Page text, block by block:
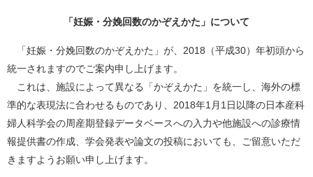
「妊娠・分娩回数のかぞえかた」について
「妊娠・分娩回数のかぞえかた」が、2018（平成30）年初頭から
統一されますのでご案内申し上げます。
これは、施設によって異なる「かぞえかた」を統一し、海外の標
準的な表現法に合わせるものであり、2018年1月1日以降の日本産科
婦人科学会の周産期登録データベースへの入力や他施設への診療情
報提供書の作成、学会発表や論文の投稿においても、ご留意いただ
きますようお願い申し上げます。